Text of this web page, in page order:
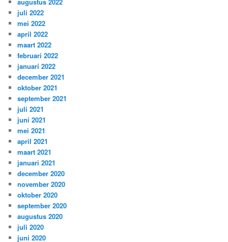
juli 2022
mei 2022
april 2022
maart 2022
februari 2022
januari 2022
december 2021
oktober 2021
september 2021
juli 2021
juni 2021
mei 2021
april 2021
maart 2021
januari 2021
december 2020
november 2020
oktober 2020
september 2020
augustus 2020
juli 2020
juni 2020